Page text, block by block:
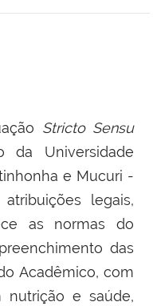
Stricto Sensu
da Universidade
e Mucuri -
legais,
as normas do
das
Acadêmico, com
nutrição e saúde,